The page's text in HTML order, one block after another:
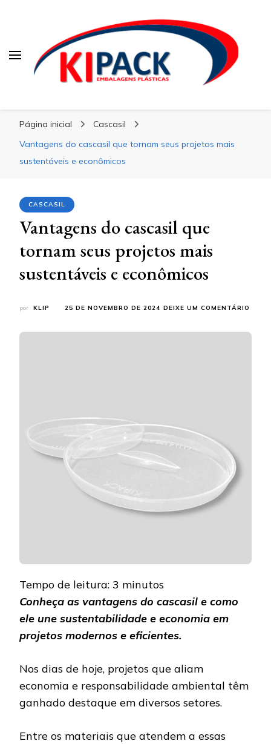
Página inicial
Cascasil
Vantagens do cascasil que tornam seus projetos mais
sustentáveis e econômicos
CASCASIL
Vantagens do cascasil que
tornam seus projetos mais
sustentáveis e econômicos
por KLIP 25 DE NOVEMBRO DE 2024 DEIXE UM COMENTÁRIO
Tempo de leitura: 3 minutos
Conheça as vantagens do cascasil e como
ele une sustentabilidade e economia em
projetos modernos e eficientes.
Nos dias de hoje, projetos que aliam
economia e responsabilidade ambiental têm
ganhado destaque em diversos setores.
Entre os materiais que atendem a essas